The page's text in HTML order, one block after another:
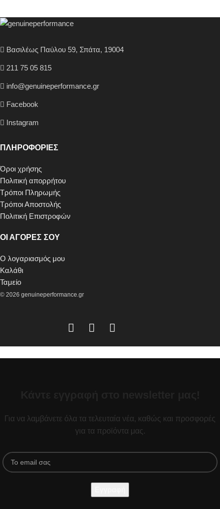
Βασιλέως Παύλου 59, Σπάτα, 19004
211 75 05 815
info@genuineperformance.gr
Facebook
Instagram
ΠΛΗΡΟΦΟΡΙΕΣ
Όροι χρήσης
Πολιτική απορρήτου
Τρόποι Πληρωμής
Τρόποι Αποστολής
Πολιτική Επιστροφών
ΟΙ ΑΓΟΡΕΣ ΣΟΥ
Ο λογαριασμός μου
Καλάθι
Ταμείο
© 2026 genuineperformance.gr
Για να λαμβάνετε όλα τα τελευταία νέα, καθώς και προσφορές
για τα προϊόντα μας.